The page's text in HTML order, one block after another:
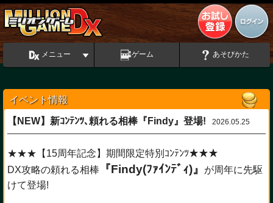
メニュー ゲーム あそびかた
イベント情報
【NEW】新ｺﾝﾃﾝﾂ､頼れる相棒『Findy』登場! 2026.05.25
★★★【15周年記念】期間限定特別ｺﾝﾃﾝﾂ★★★
DX攻略の頼れる相棒
『Findy(ﾌｧｲﾝﾃﾞｨ)』
が周年に先駆
けて登場!